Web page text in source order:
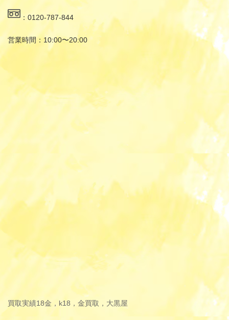
：0120-787-844
営業時間：10:00〜20:00
買取実績18金，k18，金買取，大黒屋